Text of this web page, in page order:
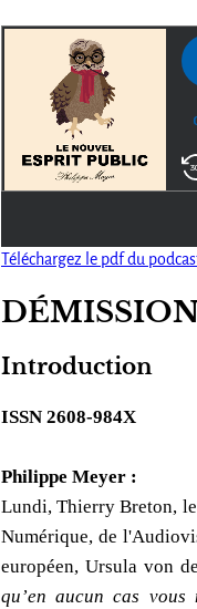
Téléchargez le pdf du
Introduction
ISSN 2608-984X
Philippe Meyer :
Lundi, Thierry Breton,
Numérique, de
européen, Ursula von
qu’en aucun cas